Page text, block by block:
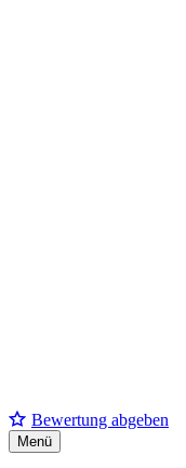
Bewertung abgeben
Menü